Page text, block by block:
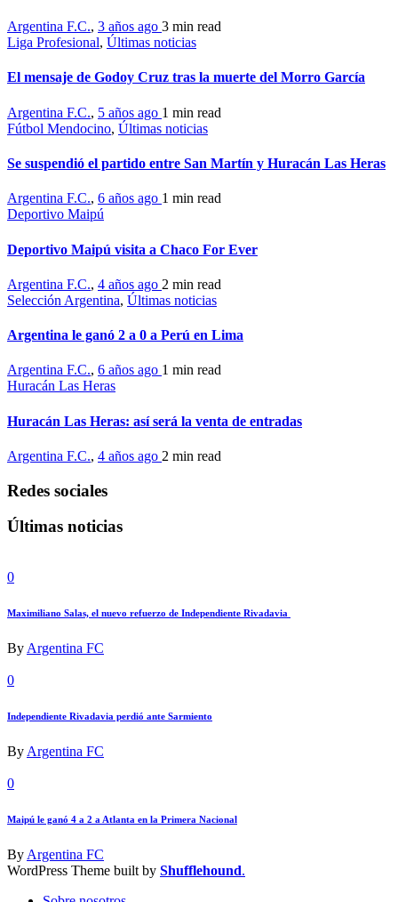
Argentina F.C., 3 años ago 3 min read
Liga Profesional, Últimas noticias
El mensaje de Godoy Cruz tras la muerte del Morro García
Argentina F.C., 5 años ago 1 min read
Fútbol Mendocino, Últimas noticias
Se suspendió el partido entre San Martín y Huracán Las Heras
Argentina F.C., 6 años ago 1 min read
Deportivo Maipú
Deportivo Maipú visita a Chaco For Ever
Argentina F.C., 4 años ago 2 min read
Selección Argentina, Últimas noticias
Argentina le ganó 2 a 0 a Perú en Lima
Argentina F.C., 6 años ago 1 min read
Huracán Las Heras
Huracán Las Heras: así será la venta de entradas
Argentina F.C., 4 años ago 2 min read
Redes sociales
Últimas noticias
0
Maximiliano Salas, el nuevo refuerzo de Independiente Rivadavia
By Argentina FC
0
Independiente Rivadavia perdió ante Sarmiento
By Argentina FC
0
Maipú le ganó 4 a 2 a Atlanta en la Primera Nacional
By Argentina FC
WordPress Theme built by Shufflehound.